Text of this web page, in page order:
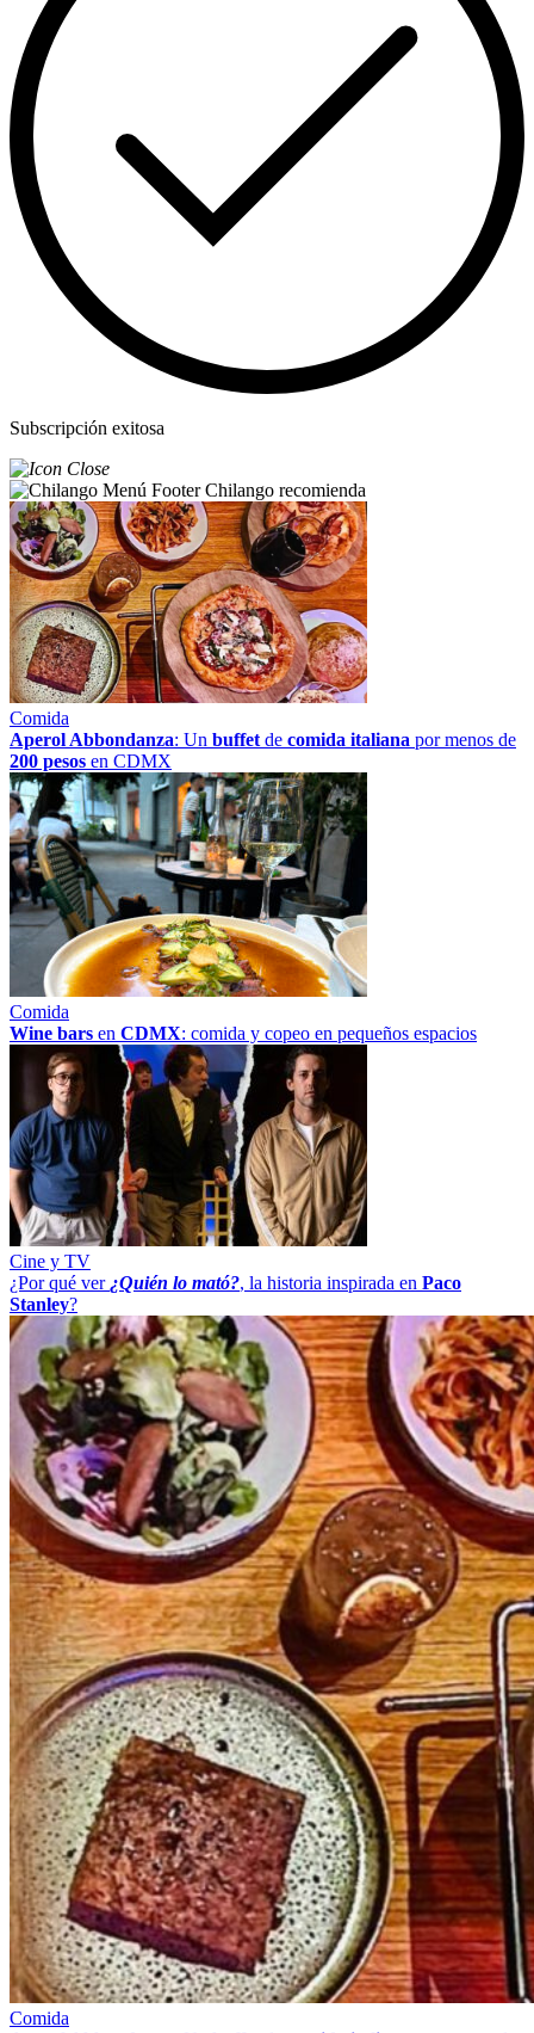
Subscripción exitosa
Chilango recomienda
Comida
Aperol Abbondanza: Un buffet de comida italiana por menos de
200 pesos en CDMX
Comida
Wine bars en CDMX: comida y copeo en pequeños espacios
Cine y TV
¿Por qué ver ¿Quién lo mató?, la historia inspirada en Paco
Stanley?
Comida